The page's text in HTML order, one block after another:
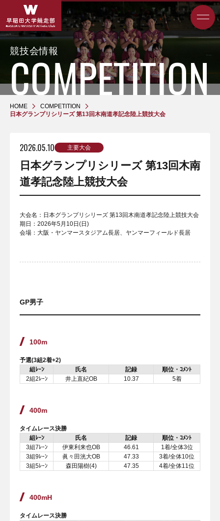
競技会情報
HOME
COMPETITION
日本グランプリシリーズ 第13回木南道孝記念陸上競技大会
2026.05.10 主要大会
日本グランプリシリーズ 第13回木南
道孝記念陸上競技大会
大会名：日本グランプリシリーズ 第13回木南道孝記念陸上競技大会
期日：2026年5月10日(日)
会場：大阪・ヤンマースタジアム長居、ヤンマーフィールド長居
GP男子
100m
予選(3組2着+2)
組ﾚｰﾝ
氏名 記録
順位・ｺﾒﾝﾄ
2組2ﾚｰﾝ
井上直紀OB 10.37 5着
400m
タイムレース決勝
組ﾚｰﾝ
氏名 記録
順位・ｺﾒﾝﾄ
3組7ﾚｰﾝ
伊東利来也OB 46.61
1着/全体3位
3組9ﾚｰﾝ
眞々田洸大OB 47.33
3着/全体10位
3組5ﾚｰﾝ
森田陽樹(4) 47.35 4着/全体11位
400mH
タイムレース決勝